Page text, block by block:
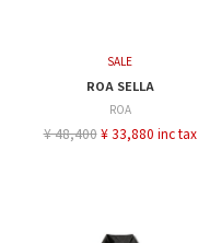
SALE
ROA SELLA
ROA
¥ 48,400 ¥ 33,880 inc tax